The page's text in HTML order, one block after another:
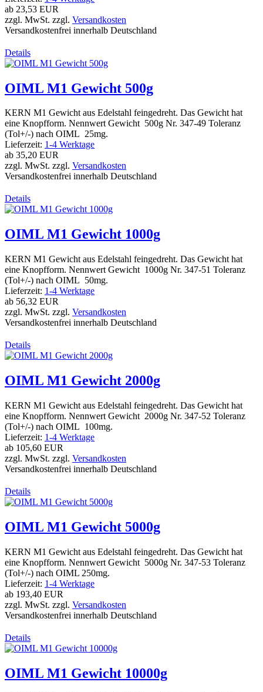
ab 23,53 EUR
zzgl. MwSt. zzgl. Versandkosten
Versandkostenfrei innerhalb Deutschland
Details
OIML M1 Gewicht 500g
KERN M1 Gewicht aus Edelstahl feingedreht. Das Gewicht hat
eine Knopfform. Nennwert Gewicht 500g Nr. 347-49 Toleranz
(Tol+/-) nach OIML 25mg.
Lieferzeit: 1-4 Werktage
ab 35,20 EUR
zzgl. MwSt. zzgl. Versandkosten
Versandkostenfrei innerhalb Deutschland
Details
OIML M1 Gewicht 1000g
KERN M1 Gewicht aus Edelstahl feingedreht. Das Gewicht hat
eine Knopfform. Nennwert Gewicht 1000g Nr. 347-51 Toleranz
(Tol+/-) nach OIML 50mg.
Lieferzeit: 1-4 Werktage
ab 56,32 EUR
zzgl. MwSt. zzgl. Versandkosten
Versandkostenfrei innerhalb Deutschland
Details
OIML M1 Gewicht 2000g
KERN M1 Gewicht aus Edelstahl feingedreht. Das Gewicht hat
eine Knopfform. Nennwert Gewicht 2000g Nr. 347-52 Toleranz
(Tol+/-) nach OIML 100mg.
Lieferzeit: 1-4 Werktage
ab 105,60 EUR
zzgl. MwSt. zzgl. Versandkosten
Versandkostenfrei innerhalb Deutschland
Details
OIML M1 Gewicht 5000g
KERN M1 Gewicht aus Edelstahl feingedreht. Das Gewicht hat
eine Knopfform. Nennwert Gewicht 5000g Nr. 347-53 Toleranz
(Tol+/-) nach OIML 250mg.
Lieferzeit: 1-4 Werktage
ab 193,40 EUR
zzgl. MwSt. zzgl. Versandkosten
Versandkostenfrei innerhalb Deutschland
Details
OIML M1 Gewicht 10000g